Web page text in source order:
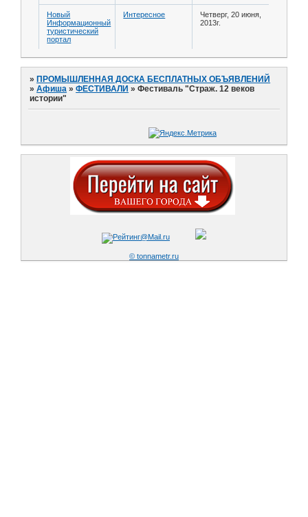
Новый
Информационный
туристический
портал
Интересное
Четверг, 20 июня,
2013г.
»ПРОМЫШЛЕННАЯ ДОСКА БЕСПЛАТНЫХ ОБЪЯВЛЕНИЙ
»Афиша »ФЕСТИВАЛИ »Фестиваль "Страж. 12 веков
истории"
© tonnametr.ru